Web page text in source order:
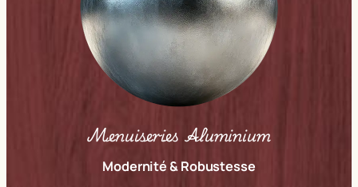
Menuiseries Aluminium
Modernité & Robustesse